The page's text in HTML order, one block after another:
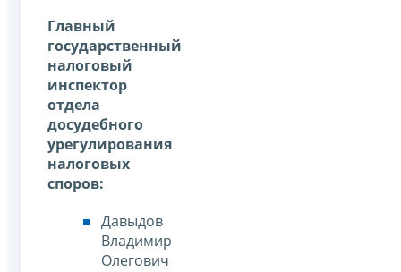
Главный
государственный
налоговый
инспектор
отдела
досудебного
урегулирования
налоговых
споров:
Давыдов
Владимир
Олегович